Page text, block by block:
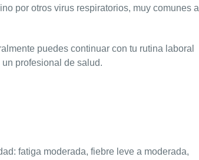
por otros virus respiratorios, muy comunes a
puedes continuar con tu rutina laboral
profesional de salud.
fatiga moderada, fiebre leve a moderada,